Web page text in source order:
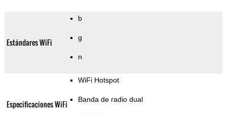
Estándares WiFi
b
g
n
Especificaciones WiFi
WiFi Hotspot
Banda de radio dual